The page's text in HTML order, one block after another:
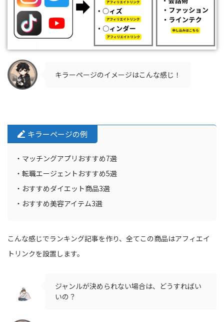
キラーページのイメージはこんな感じ！
キラーページの例
・マッチングアプリおすすめ7選
・転職エージェントおすすめ5選
・おすすめダイエット商品3選
・おすすめ美容アイテム3選
こんな感じでランキング記事を作り、全てこの商品はアフィエイ
トリンクを設置します。
ジャンルが決められない場合は、どうすればい
いの？